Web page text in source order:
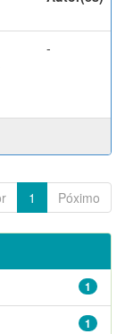
-
1 Póximo
1
1